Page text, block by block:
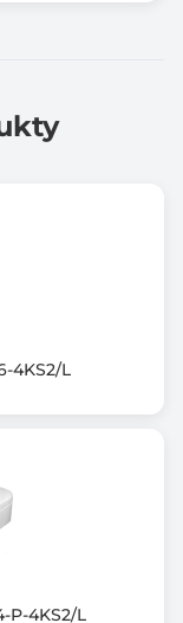
4K UHD -
/ H.264+ /
4KS2/L
P-4KS2/L